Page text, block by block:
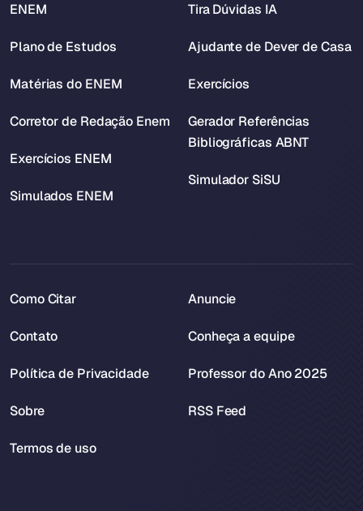
ENEM
Plano de Estudos
Matérias do ENEM
Corretor de Redação Enem
Exercícios ENEM
Simulados ENEM
Tira Dúvidas IA
Ajudante de Dever de Casa
Exercícios
Gerador Referências
Bibliográficas ABNT
Simulador SiSU
Como Citar
Contato
Política de Privacidade
Sobre
Termos de uso
Anuncie
Conheça a equipe
Professor do Ano 2025
RSS Feed